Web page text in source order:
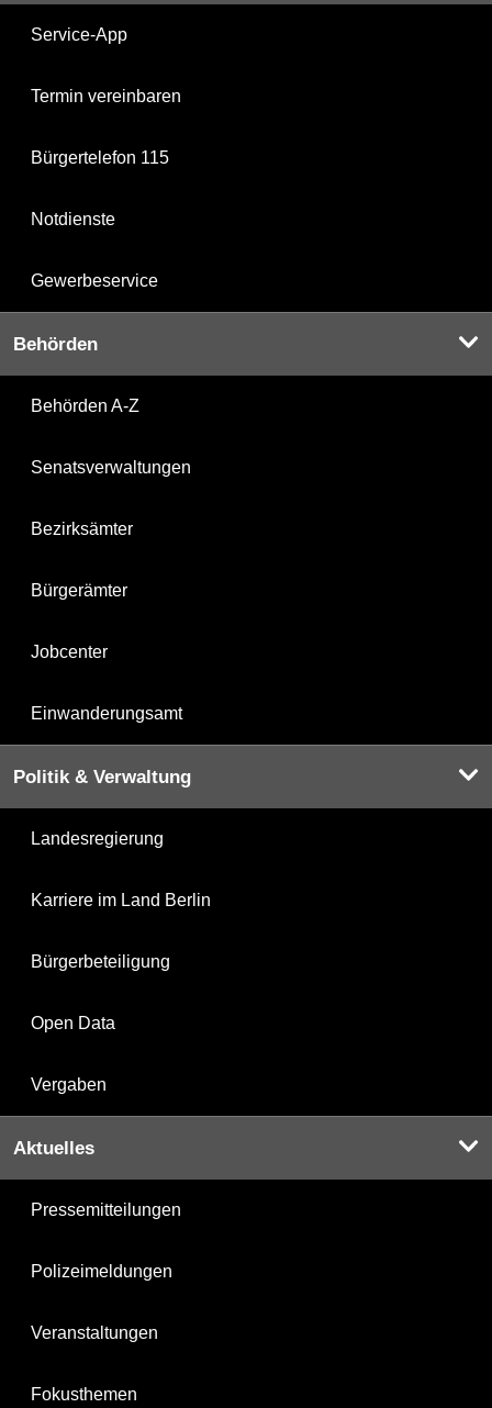
Service-App
Termin vereinbaren
Bürgertelefon 115
Notdienste
Gewerbeservice
Behörden
Behörden A-Z
Senatsverwaltungen
Bezirksämter
Bürgerämter
Jobcenter
Einwanderungsamt
Politik & Verwaltung
Landesregierung
Karriere im Land Berlin
Bürgerbeteiligung
Open Data
Vergaben
Aktuelles
Pressemitteilungen
Polizeimeldungen
Veranstaltungen
Fokusthemen